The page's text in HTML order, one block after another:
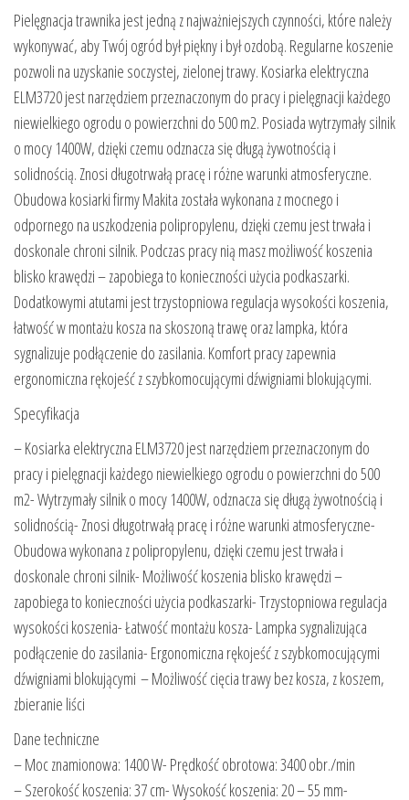
Pielęgnacja trawnika jest jedną z najważniejszych czynności, które należy
wykonywać, aby Twój ogród był piękny i był ozdobą. Regularne koszenie
pozwoli na uzyskanie soczystej, zielonej trawy. Kosiarka elektryczna
ELM3720 jest narzędziem przeznaczonym do pracy i pielęgnacji każdego
niewielkiego ogrodu o powierzchni do 500 m2. Posiada wytrzymały silnik
o mocy 1400W, dzięki czemu odznacza się długą żywotnością i
solidnością. Znosi długotrwałą pracę i różne warunki atmosferyczne.
Obudowa kosiarki firmy Makita została wykonana z mocnego i
odpornego na uszkodzenia polipropylenu, dzięki czemu jest trwała i
doskonale chroni silnik. Podczas pracy nią masz możliwość koszenia
blisko krawędzi – zapobiega to konieczności użycia podkaszarki.
Dodatkowymi atutami jest trzystopniowa regulacja wysokości koszenia,
łatwość w montażu kosza na skoszoną trawę oraz lampka, która
sygnalizuje podłączenie do zasilania. Komfort pracy zapewnia
ergonomiczna rękojeść z szybkomocującymi dźwigniami blokującymi.
Specyfikacja
– Kosiarka elektryczna ELM3720 jest narzędziem przeznaczonym do
pracy i pielęgnacji każdego niewielkiego ogrodu o powierzchni do 500
m2- Wytrzymały silnik o mocy 1400W, odznacza się długą żywotnością i
solidnością- Znosi długotrwałą pracę i różne warunki atmosferyczne-
Obudowa wykonana z polipropylenu, dzięki czemu jest trwała i
doskonale chroni silnik- Możliwość koszenia blisko krawędzi –
zapobiega to konieczności użycia podkaszarki- Trzystopniowa regulacja
wysokości koszenia- Łatwość montażu kosza- Lampka sygnalizująca
podłączenie do zasilania- Ergonomiczna rękojeść z szybkomocującymi
dźwigniami blokującymi – Możliwość cięcia trawy bez kosza, z koszem,
zbieranie liści
Dane techniczne
– Moc znamionowa: 1400 W- Prędkość obrotowa: 3400 obr./min
– Szerokość koszenia: 37 cm- Wysokość koszenia: 20 – 55 mm-